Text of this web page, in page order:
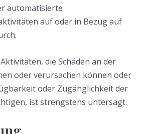
automatisierte
auf oder in Bezug auf
die Schäden an der
oder verursachen können oder
oder Zugänglichkeit der
ist strengstens untersagt.